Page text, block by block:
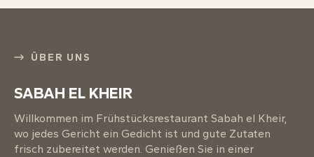
ÜBER UNS
SABAH EL KHEIR
Willkommen im Frühstücksrestaurant Sabah el Kheir,
wo jedes Gericht ein Gedicht ist und gute Zutaten
frisch zubereitet werden. Genießen Sie in einer